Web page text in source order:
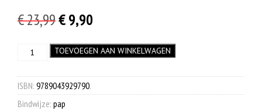
€23,99Oorspronkelijke
was:
€ 23,99.
€9,90
is:
€ 9,90.
breischool
Potterheads
aantal
TOEVOEGEN AAN WINKELWAGEN
ISBN: 9789043929790.
Bindwijze: pap